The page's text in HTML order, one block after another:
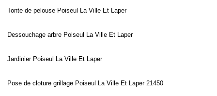
Tonte de pelouse Poiseul La Ville Et Laper
Dessouchage arbre Poiseul La Ville Et Laper
Jardinier Poiseul La Ville Et Laper
Pose de cloture grillage Poiseul La Ville Et Laper 21450